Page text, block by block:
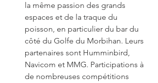
la même passion des grands
espaces et de la traque du
poisson, en particulier du bar du
côté du Golfe du Morbihan. Leurs
partenaires sont Humminbird,
Navicom et MMG. Participations à
de nombreuses compétitions